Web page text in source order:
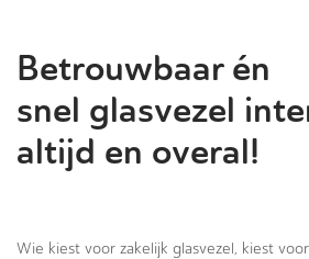
Betrouwbaar én
snel glasvezel
altijd en overal!
Wie kiest voor zakelijk glasvezel, kiest